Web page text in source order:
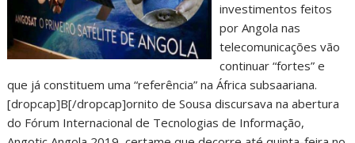
investimentos feitos
por Angola nas
telecomunicações vão
continuar “fortes” e
que já constituem uma “referência” na África subsaariana.
[dropcap]B[/dropcap]ornito de Sousa discursava na abertura
do Fórum Internacional de Tecnologias de Informação,